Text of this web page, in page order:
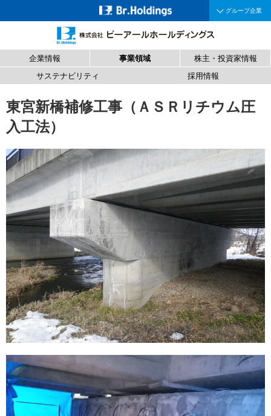
グループ企業
企業情報 事業領域
株主・投資家情報
サステナビリティ
採用情報
東宮新橋補修工事（ＡＳＲリチウム圧
入工法）